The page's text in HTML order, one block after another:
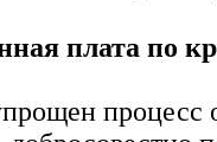
плата по